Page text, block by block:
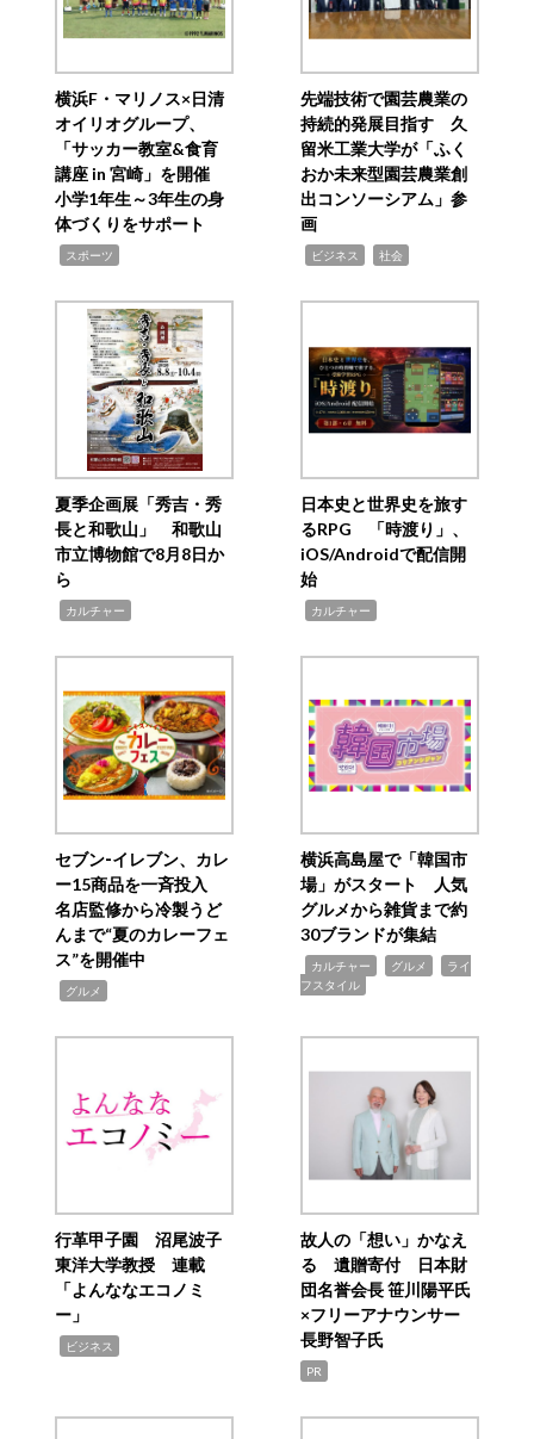
横浜F・マリノス×日清
オイリオグループ、
「サッカー教室&食育
講座 in 宮崎」を開催
小学1年生～3年生の身
体づくりをサポート
スポーツ
先端技術で園芸農業の
持続的発展目指す 久
留米工業大学が「ふく
おか未来型園芸農業創
出コンソーシアム」参
画
ビジネス 社会
夏季企画展「秀吉・秀
長と和歌山」 和歌山
市立博物館で8月8日か
ら
カルチャー
日本史と世界史を旅す
るRPG 「時渡り」、
iOS/Androidで配信開
始
カルチャー
セブン‐イレブン、カレ
ー15商品を一斉投入
名店監修から冷製うど
んまで“夏のカレーフェ
ス”を開催中
グルメ
横浜高島屋で「韓国市
場」がスタート 人気
グルメから雑貨まで約
30ブランドが集結
カルチャー グルメ
ライ
フスタイル
行革甲子園 沼尾波子
東洋大学教授 連載
「よんななエコノミ
ー」
ビジネス
故人の「想い」かなえ
る 遺贈寄付 日本財
団名誉会長 笹川陽平氏
×フリーアナウンサー
長野智子氏
PR